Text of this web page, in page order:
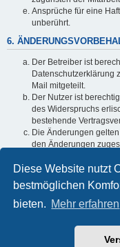
Diese Website nutzt
bestmöglichen
bieten. Mehr erfahren
Ansprüche für eine
unberührt.
6.
Der Betreiber ist
Datenschutzerklärung
Mail mitgeteilt.
Der Nutzer ist
des Widerspruchs
bestehende
Die Änderungen
den Änderungen
Informationen über den
sind in der
Powered by